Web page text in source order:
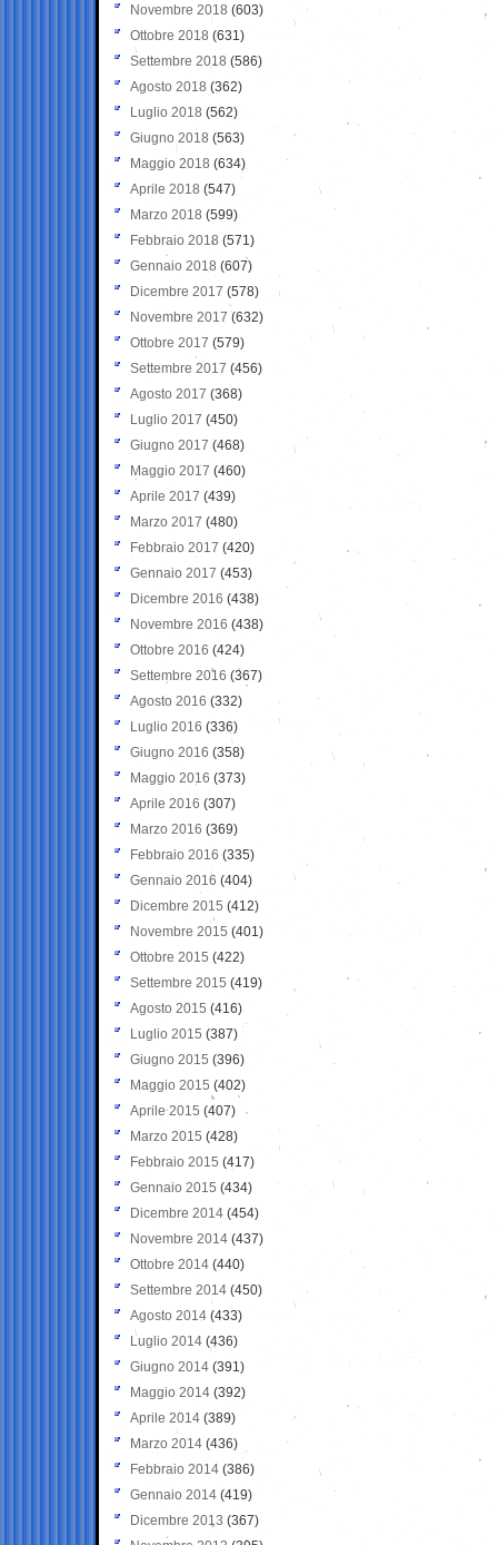
Novembre 2018 (603)
Ottobre 2018 (631)
Settembre 2018 (586)
Agosto 2018 (362)
Luglio 2018 (562)
Giugno 2018 (563)
Maggio 2018 (634)
Aprile 2018 (547)
Marzo 2018 (599)
Febbraio 2018 (571)
Gennaio 2018 (607)
Dicembre 2017 (578)
Novembre 2017 (632)
Ottobre 2017 (579)
Settembre 2017 (456)
Agosto 2017 (368)
Luglio 2017 (450)
Giugno 2017 (468)
Maggio 2017 (460)
Aprile 2017 (439)
Marzo 2017 (480)
Febbraio 2017 (420)
Gennaio 2017 (453)
Dicembre 2016 (438)
Novembre 2016 (438)
Ottobre 2016 (424)
Settembre 2016 (367)
Agosto 2016 (332)
Luglio 2016 (336)
Giugno 2016 (358)
Maggio 2016 (373)
Aprile 2016 (307)
Marzo 2016 (369)
Febbraio 2016 (335)
Gennaio 2016 (404)
Dicembre 2015 (412)
Novembre 2015 (401)
Ottobre 2015 (422)
Settembre 2015 (419)
Agosto 2015 (416)
Luglio 2015 (387)
Giugno 2015 (396)
Maggio 2015 (402)
Aprile 2015 (407)
Marzo 2015 (428)
Febbraio 2015 (417)
Gennaio 2015 (434)
Dicembre 2014 (454)
Novembre 2014 (437)
Ottobre 2014 (440)
Settembre 2014 (450)
Agosto 2014 (433)
Luglio 2014 (436)
Giugno 2014 (391)
Maggio 2014 (392)
Aprile 2014 (389)
Marzo 2014 (436)
Febbraio 2014 (386)
Gennaio 2014 (419)
Dicembre 2013 (367)